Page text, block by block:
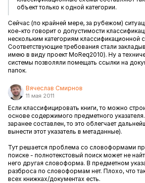
объект только к одной категории.
Сейчас (по крайней мере, за рубежом)
кое-кто говорит о допустимости
нескольким категориям классификационной
Соответствующие требования стали
имею в виду проект MoReq2010). Ну а
системы позволяли помещать ссылки на
папок.
Вячеслав Смирнов
11 мая 2011
Если классифицировать книги, то можно
основе содержимого предметного указателя.
заранее составлен, то это облегчает
вынести этот указатель в метаданные).
Тут решается проблема со словоформами
поиске - полнотекстовый поиск может не
него другая словоформа. В предметном
разброса по словоформам нет. Плохо, что
всех книжках/документах есть.